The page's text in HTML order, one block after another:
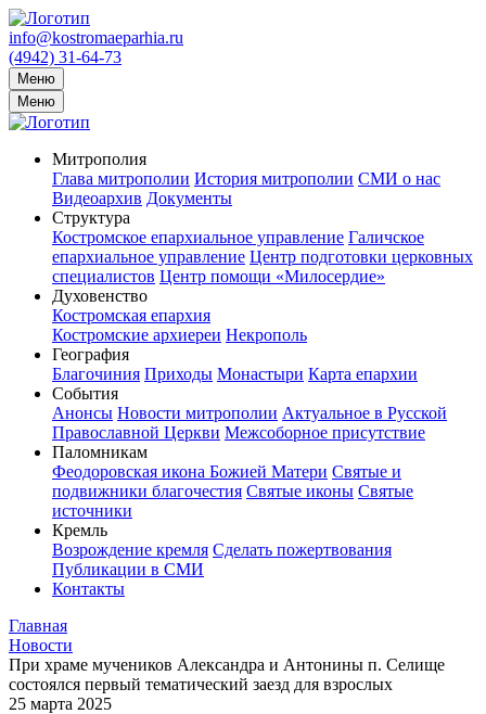
info@kostromaeparhia.ru
(4942) 31-64-73
Меню
Меню
Митрополия
Глава митрополии История митрополии СМИ о нас
Видеоархив Документы
Структура
Костромское епархиальное управление Галичское
епархиальное управление Центр подготовки церковных
специалистов Центр помощи «Милосердие»
Духовенство
Костромская епархия
Костромские архиереи Некрополь
География
Благочиния Приходы Монастыри Карта епархии
События
Анонсы Новости митрополии Актуальное в Русской
Православной Церкви Межсоборное присутствие
Паломникам
Феодоровская икона Божией Матери Святые и
подвижники благочестия Святые иконы Святые
источники
Кремль
Возрождение кремля Сделать пожертвования
Публикации в СМИ
Контакты
Главная
Новости
При храме мучеников Александра и Антонины п. Селище
состоялся первый тематический заезд для взрослых
25 марта 2025